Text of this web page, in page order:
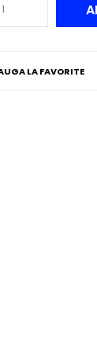
LA FAVORITE